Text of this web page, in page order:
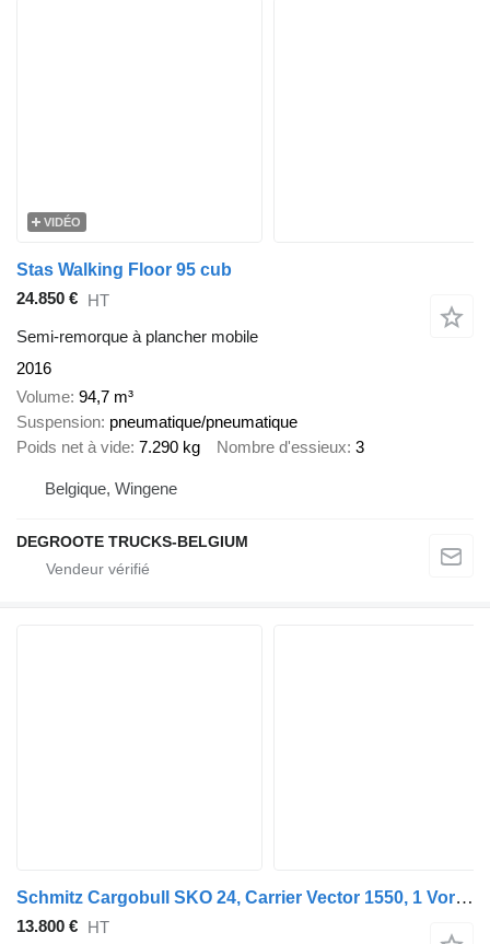
VIDÉO
Stas Walking Floor 95 cub
24.850 € HT
Semi-remorque à plancher mobile
2016
Volume 94,7 m³
Suspension pneumatique/pneumatique
Poids net à vide 7.290 kg Nombre d'essieux 3
Belgique, Wingene
DEGROOTE TRUCKS-BELGIUM
Schmitz Cargobull SKO 24, Carrier Vector 1550, 1 Vorbesitzer
13.800 € HT